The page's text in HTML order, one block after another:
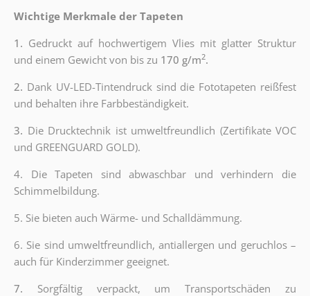
Wichtige Merkmale der Tapeten
1. Gedruckt auf hochwertigem Vlies mit glatter Struktur
und einem Gewicht von bis zu 170 g/m2.
2. Dank UV-LED-Tintendruck sind die Fototapeten reißfest
und behalten ihre Farbbeständigkeit.
3. Die Drucktechnik ist umweltfreundlich (Zertifikate VOC
und GREENGUARD GOLD).
4. Die Tapeten sind abwaschbar und verhindern die
Schimmelbildung.
5. Sie bieten auch Wärme- und Schalldämmung.
6. Sie sind umweltfreundlich, antiallergen und geruchlos –
auch für Kinderzimmer geeignet.
7. Sorgfältig verpackt, um Transportschäden zu